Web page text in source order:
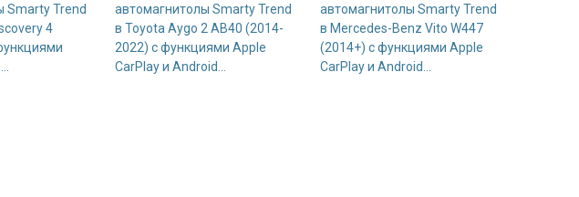
Smarty Trend
4
автомагнитолы Smarty Trend
в Toyota Aygo 2 AB40 (2014-
2022) с функциями Apple
CarPlay и Android...
автомагнитолы Smarty Trend
в Mercedes-Benz Vito W447
(2014+) с функциями Apple
CarPlay и Android...